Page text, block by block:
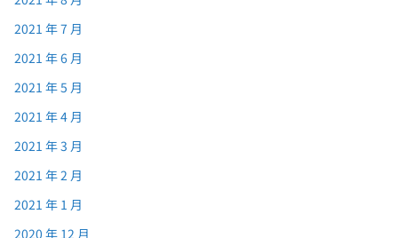
2021 年 7 月
2021 年 6 月
2021 年 5 月
2021 年 4 月
2021 年 3 月
2021 年 2 月
2021 年 1 月
2020 年 12 月